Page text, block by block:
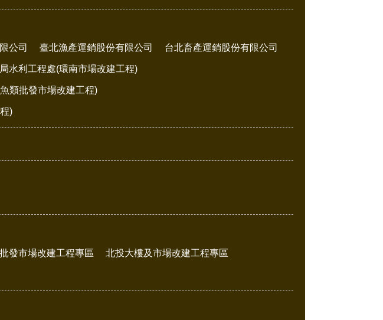
公司 臺北漁產運銷股份有限公司 台北畜產運銷股份有限公司
水利工程處(環南市場改建工程)
類批發市場改建工程)
)
發市場改建工程專區 北投大樓及市場改建工程專區